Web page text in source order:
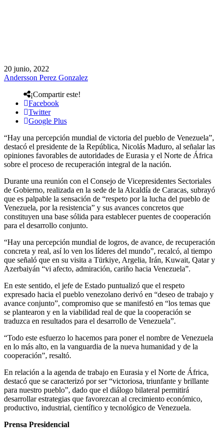
20 junio, 2022
Andersson Perez Gonzalez
¡Compartir este!
Facebook
Twitter
Google Plus
“Hay una percepción mundial de victoria del pueblo de Venezuela”,
destacó el presidente de la República, Nicolás Maduro, al señalar las
opiniones favorables de autoridades de Eurasia y el Norte de África
sobre el proceso de recuperación integral de la nación.
Durante una reunión con el Consejo de Vicepresidentes Sectoriales
de Gobierno, realizada en la sede de la Alcaldía de Caracas, subrayó
que es palpable la sensación de “respeto por la lucha del pueblo de
Venezuela, por la resistencia” y sus avances concretos que
constituyen una base sólida para establecer puentes de cooperación
para el desarrollo conjunto.
“Hay una percepción mundial de logros, de avance, de recuperación
concreta y real, así lo ven los líderes del mundo”, recalcó, al tiempo
que señaló que en su visita a Türkiye, Argelia, Irán, Kuwait, Qatar y
Azerbaiyán “vi afecto, admiración, cariño hacia Venezuela”.
En este sentido, el jefe de Estado puntualizó que el respeto
expresado hacia el pueblo venezolano derivó en “deseo de trabajo y
avance conjunto”, compromiso que se manifestó en “los temas que
se plantearon y en la viabilidad real de que la cooperación se
traduzca en resultados para el desarrollo de Venezuela”.
“Todo este esfuerzo lo hacemos para poner el nombre de Venezuela
en lo más alto, en la vanguardia de la nueva humanidad y de la
cooperación”, resaltó.
En relación a la agenda de trabajo en Eurasia y el Norte de África,
destacó que se caracterizó por ser “victoriosa, triunfante y brillante
para nuestro pueblo”, dado que el diálogo bilateral permitirá
desarrollar estrategias que favorezcan al crecimiento económico,
productivo, industrial, científico y tecnológico de Venezuela.
Prensa Presidencial